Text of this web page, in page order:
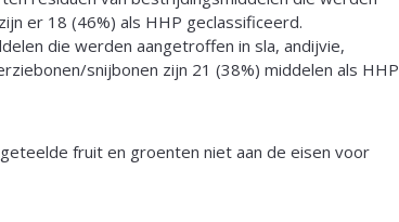
er 18 (46%) als HHP geclassificeerd.
die werden aangetroffen in sla, andijvie,
snijbonen zijn 21 (38%) middelen als HHP
fruit en groenten niet aan de eisen voor